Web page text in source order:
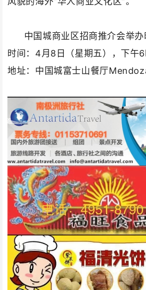
中国城商业区招商推介会举办
时间： 4月8日（星期五），下午
地址：中国城富士山餐厅